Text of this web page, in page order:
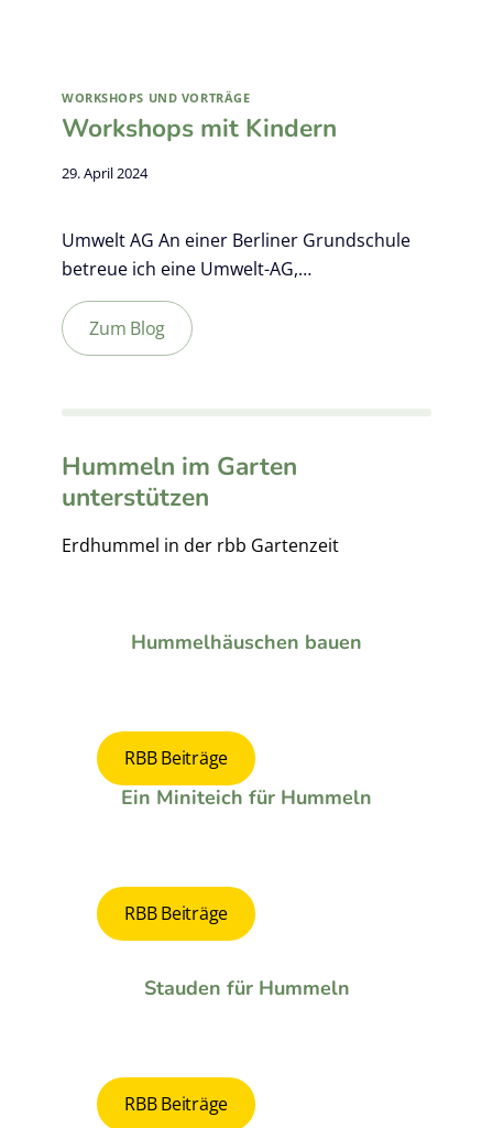
WORKSHOPS UND VORTRÄGE
Workshops mit Kindern
29. April 2024
Umwelt AG An einer Berliner Grundschule
betreue ich eine Umwelt-AG,…
Zum Blog
Hummeln im Garten
unterstützen
Erdhummel in der rbb Gartenzeit
Hummelhäuschen bauen
RBB Beiträge
Ein Miniteich für Hummeln
RBB Beiträge
Stauden für Hummeln
RBB Beiträge